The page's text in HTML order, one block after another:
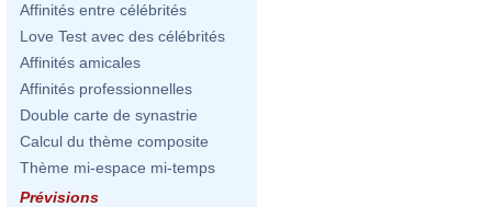
Affinités entre célébrités
Love Test avec des célébrités
Affinités amicales
Affinités professionnelles
Double carte de synastrie
Calcul du thème composite
Thème mi-espace mi-temps
Prévisions